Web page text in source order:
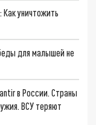
уничтожить
для малышей не
в России. Страны
ВСУ теряют